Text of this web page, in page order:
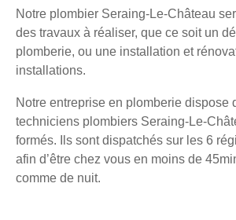
Notre plombier Seraing-Le-Château
des travaux à réaliser, que ce soit un
plomberie, ou une installation et
installations.
Notre entreprise en plomberie dispose
techniciens plombiers Seraing-Le-
formés. Ils sont dispatchés sur les 6
afin d’être chez vous en moins de
comme de nuit.